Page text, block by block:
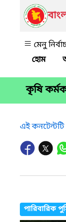
মেনু
কৃষি
এই
পারিবারিক